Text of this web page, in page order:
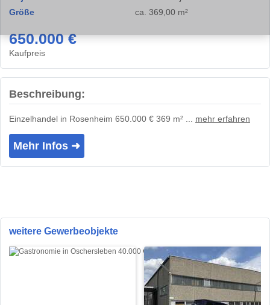
Größe
ca. 369,00 m²
650.000 €
Kaufpreis
Beschreibung:
Einzelhandel in Rosenheim 650.000 € 369 m² ... mehr erfahren
Mehr Infos ➜
weitere Gewerbeobjekte